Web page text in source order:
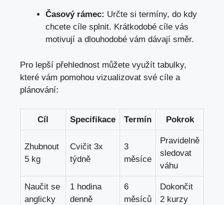
Časový rámec: Určte si termíny, do kdy
chcete cíle splnit. Krátkodobé cíle vás
motivují a dlouhodobé vám dávají směr.
Pro lepší přehlednost můžete využít tabulky,
které vám pomohou vizualizovat své cíle a
plánování:
Cíl Specifikace Termín Pokrok
Zhubnout
5 kg
Cvičit 3x
týdně
3
měsíce
Pravidelně
sledovat
váhu
Naučit se
anglicky
1 hodina
denně
6
měsíců
Dokončit
2 kurzy